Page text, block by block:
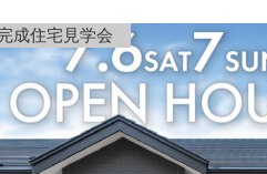
成住宅見学会